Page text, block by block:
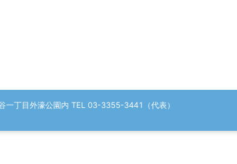
丁目外濠公園内 TEL 03-3355-3441（代表）